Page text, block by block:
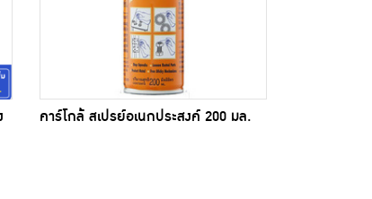
คาร์โกล้ สเปรย์อเนกประสงค์ 200 มล.